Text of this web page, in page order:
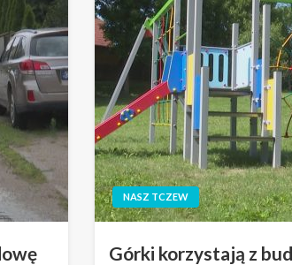
NASZ TCZEW
Górki korzystają z